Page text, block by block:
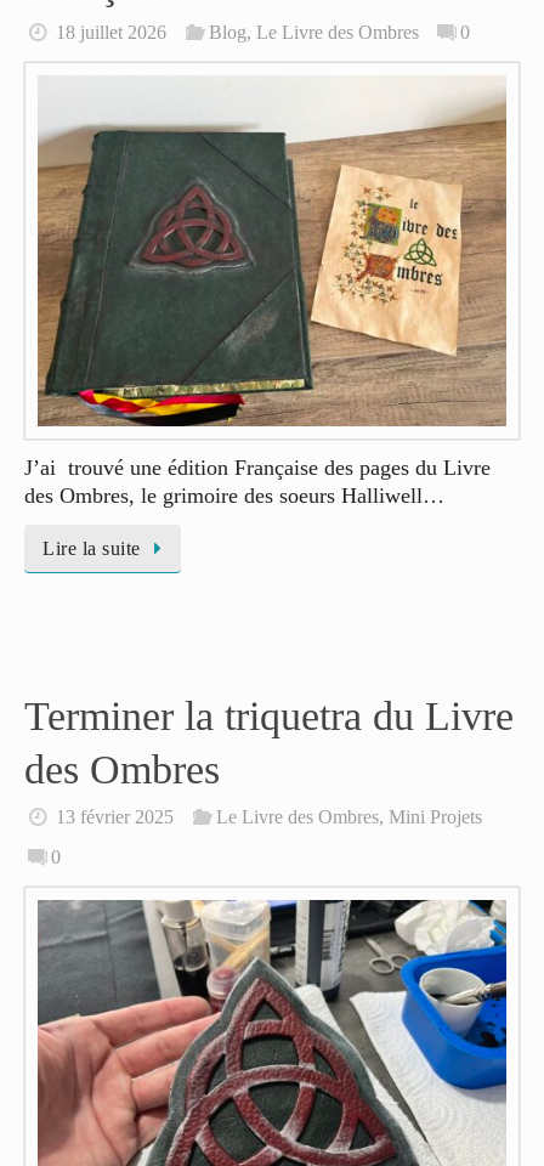
18 juillet 2026 Blog, Le Livre des Ombres 0
J’ai trouvé une édition Française des pages du Livre
des Ombres, le grimoire des soeurs Halliwell…
Lire la suite
Terminer la triquetra du Livre
des Ombres
13 février 2025 Le Livre des Ombres, Mini Projets
0